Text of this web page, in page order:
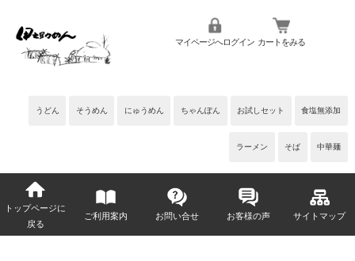
うどん そうめん にゅうめん ちゃんぽん お試しセット 食塩無添加
ラーメン そば 中華麺
マイページへログイン カートをみる
トップページに
戻る
ご利用案内 お問い合せ お客様の声 サイトマップ